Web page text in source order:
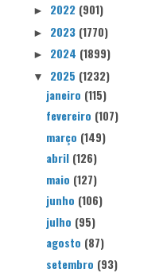
► 2022 (901)
► 2023 (1770)
► 2024 (1899)
▼ 2025 (1232)
janeiro (115)
fevereiro (107)
março (149)
abril (126)
maio (127)
junho (106)
julho (95)
agosto (87)
setembro (93)